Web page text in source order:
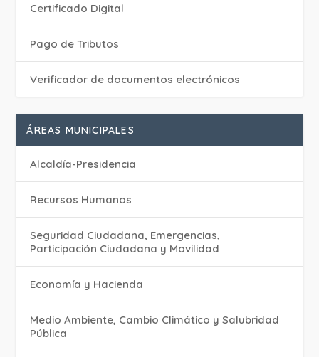
Certificado Digital
Pago de Tributos
Verificador de documentos electrónicos
ÁREAS MUNICIPALES
Alcaldía-Presidencia
Recursos Humanos
Seguridad Ciudadana, Emergencias,
Participación Ciudadana y Movilidad
Economía y Hacienda
Medio Ambiente, Cambio Climático y Salubridad
Pública